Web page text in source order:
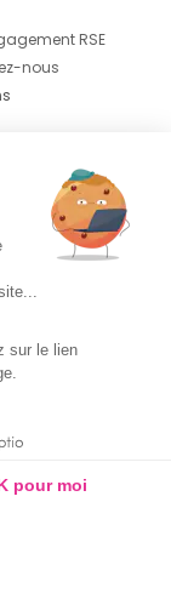
RSE
nous
sur le lien
pour moi